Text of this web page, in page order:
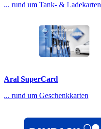
... rund um Tank- & Ladekarten
Aral SuperCard
... rund um Geschenkkarten